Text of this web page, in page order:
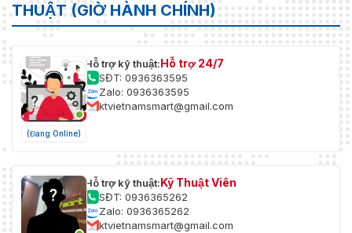
THUẬT (GIỜ HÀNH CHÍNH)
(Đang Online)
Hỗ trợ kỹ thuật:Hỗ trợ 24/7
SĐT: 0936363595
Zalo: 0936363595
ktvietnamsmart@gmail.com
Hỗ trợ kỹ thuật:Kỹ Thuật Viên
SĐT: 0936365262
Zalo: 0936365262
ktvietnamsmart@gmail.com